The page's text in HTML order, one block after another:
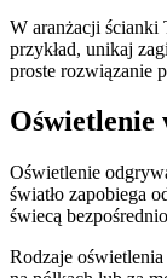
W aranżacji ścianki
przykład, unikaj
proste rozwiązanie
Oświetlenie
światło zapobiega
świecą
Rodzaje